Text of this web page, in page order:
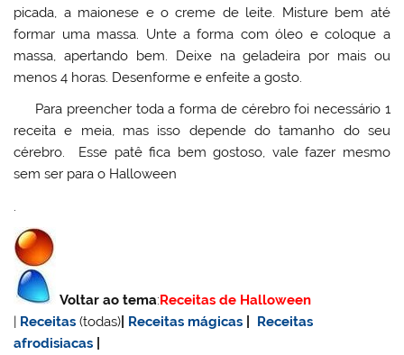
picada, a maionese e o creme de leite. Misture bem até
formar uma massa. Unte a forma com óleo e coloque a
massa, apertando bem. Deixe na geladeira por mais ou
menos 4 horas. Desenforme e enfeite a gosto.
Para preencher toda a forma de cérebro foi necessário 1
receita e meia, mas isso depende do tamanho do seu
cérebro. Esse patê fica bem gostoso, vale fazer mesmo
sem ser para o Halloween
Voltar ao tema:Receitas de Halloween
| Receitas (todas) Receitas mágicas
Receitas
afrodisiacas